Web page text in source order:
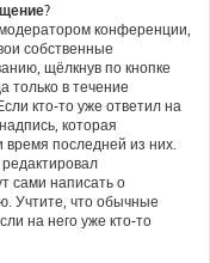
конференции,
собственные
щёлкнув по кнопке
только в течение
кто-то уже ответил на
которая
время последней из них.
сами написать о
Учтите, что обычные
на него уже кто-то